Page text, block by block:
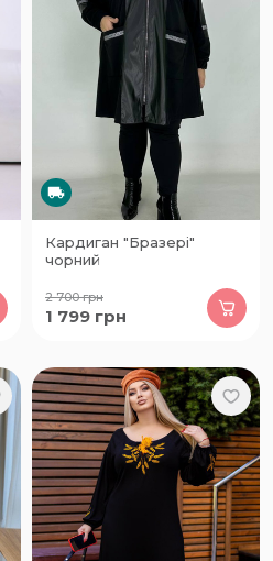
Кардиган "Бразері"
чорний
2 700грн
1 799 грн